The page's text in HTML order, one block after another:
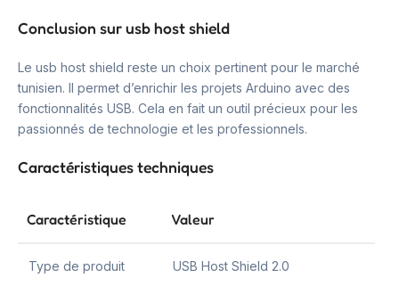
Conclusion sur usb host shield
Le usb host shield reste un choix pertinent pour le marché
tunisien. Il permet d’enrichir les projets Arduino avec des
fonctionnalités USB. Cela en fait un outil précieux pour les
passionnés de technologie et les professionnels.
Caractéristiques techniques
Caractéristique Valeur
Type de produit USB Host Shield 2.0